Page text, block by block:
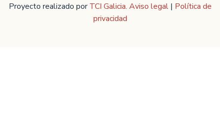
Proyecto realizado porTCI Galicia. Aviso legal | Política de
privacidad